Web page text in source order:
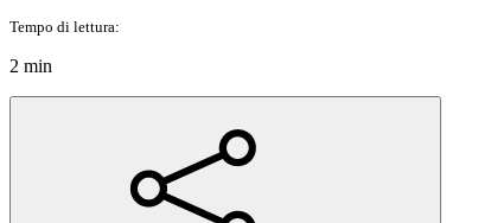
Tempo di lettura:
2 min